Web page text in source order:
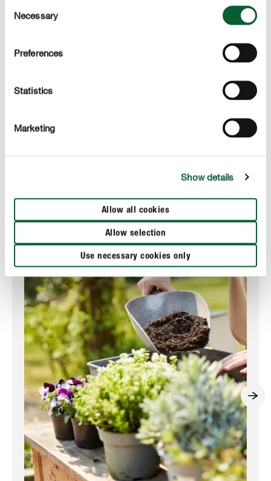
Selection
Necessary
Preferences
Statistics
Marketing
Show details
Allow all cookies
Allow selection
Use necessary cookies only
responsable de la tourbe.
Ces sujets pourraient aussi vous intéresser